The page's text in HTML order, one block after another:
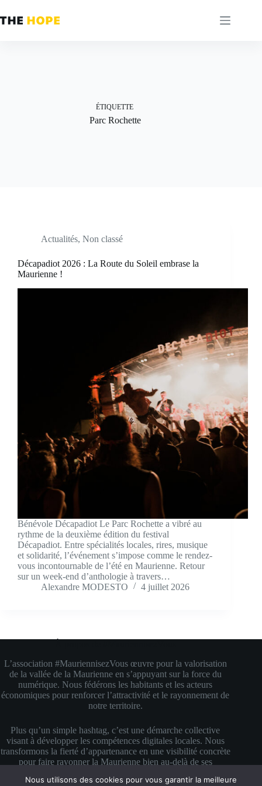
au
contenu
ÉTIQUETTE
Parc Rochette
Actualités, Non classé
Décapadiot 2026 : La Route du Soleil embrase la
Maurienne !
Bénévole Décapadiot Le Parc Rochette a vibré au
rythme de la deuxième édition du festival
Décapadiot. Entre spécialités locales, rires, musique
et solidarité, l’événement s’impose comme le rendez-
vous incontournable de l’été en Maurienne. Retour
sur un week-end d’anthologie à travers…
Alexandre MODESTO
4 juillet 2026
L’association #MauriennisezVous œuvre pour la valorisation
de la vallée de la Maurienne en s’appuyant sur la force du
numérique. Nous fédérons les habitants et les acteurs
économiques pour renforcer l’attractivité et le rayonnement de
notre territoire.
Plus qu’un simple hashtag, c’est une démarche collective
visant à développer les compétences digitales locales. Nous
transformons la fierté d’appartenance en une visibilité concrète
pour faire rayonner la Maurienne bien au-delà de ses
Copyright © 2026 #MauriennisezVous — Propulsé avec
Nous utilisons des cookies pour vous garantir la meilleure